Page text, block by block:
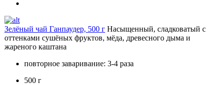
Зелёный чай Ганпаудер, 500 г Насыщенный, сладковатый с
оттенками сушёных фруктов, мёда, древесного дыма и
жареного каштана
повторное заваривание: 3-4 раза
500 г